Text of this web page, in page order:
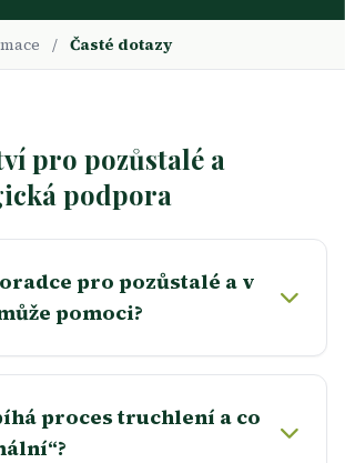
/ Časté dotazy
pro pozůstalé a
podpora
pro pozůstalé a v
pomoci?
proces truchlení a co